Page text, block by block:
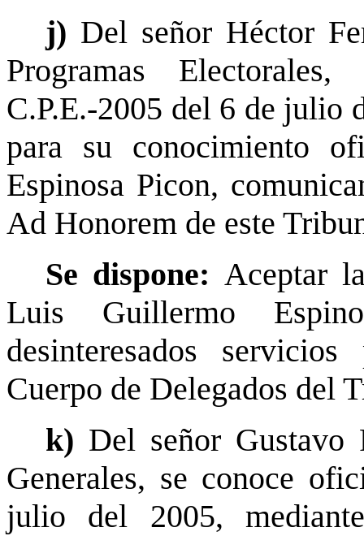
j) Del señor Héctor
Programas
C.P.E.-2005 del 6 de julio
para su conocimiento
Espinosa Picon,
Ad Honorem de este
Se dispone: Aceptar
Luis Guillermo
desinteresados
Cuerpo de Delegados del
k) Del señor
Generales, se conoce
julio del 2005,